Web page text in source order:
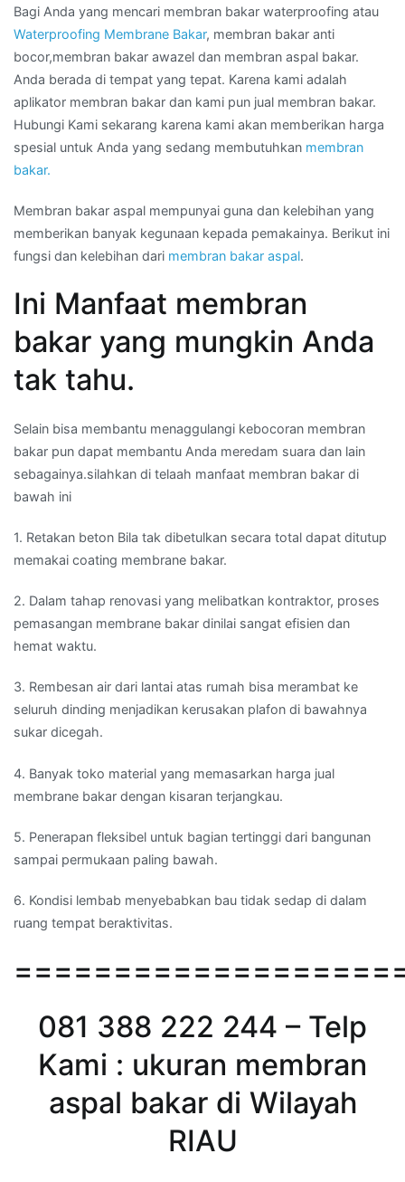
Bagi Anda yang mencari membran bakar waterproofing atau
Waterproofing Membrane Bakar, membran bakar anti
bocor,membran bakar awazel dan membran aspal bakar.
Anda berada di tempat yang tepat. Karena kami adalah
aplikator membran bakar dan kami pun jual membran bakar.
Hubungi Kami sekarang karena kami akan memberikan harga
spesial untuk Anda yang sedang membutuhkan membran
bakar.
Membran bakar aspal mempunyai guna dan kelebihan yang
memberikan banyak kegunaan kepada pemakainya. Berikut ini
fungsi dan kelebihan dari membran bakar aspal.
Ini Manfaat membran
bakar yang mungkin Anda
tak tahu.
Selain bisa membantu menaggulangi kebocoran membran
bakar pun dapat membantu Anda meredam suara dan lain
sebagainya.silahkan di telaah manfaat membran bakar di
bawah ini
1. Retakan beton Bila tak dibetulkan secara total dapat ditutup
memakai coating membrane bakar.
2. Dalam tahap renovasi yang melibatkan kontraktor, proses
pemasangan membrane bakar dinilai sangat efisien dan
hemat waktu.
3. Rembesan air dari lantai atas rumah bisa merambat ke
seluruh dinding menjadikan kerusakan plafon di bawahnya
sukar dicegah.
4. Banyak toko material yang memasarkan harga jual
membrane bakar dengan kisaran terjangkau.
5. Penerapan fleksibel untuk bagian tertinggi dari bangunan
sampai permukaan paling bawah.
6. Kondisi lembab menyebabkan bau tidak sedap di dalam
ruang tempat beraktivitas.
081 388 222 244 – Telp
Kami : ukuran membran
aspal bakar di Wilayah
RIAU